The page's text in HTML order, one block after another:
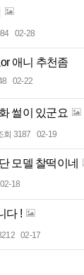
02-28
애니 추천좀
02-22
썰이 있군요
회 3187 02-19
모델 찰떡이네
02-18
다 !
02-17